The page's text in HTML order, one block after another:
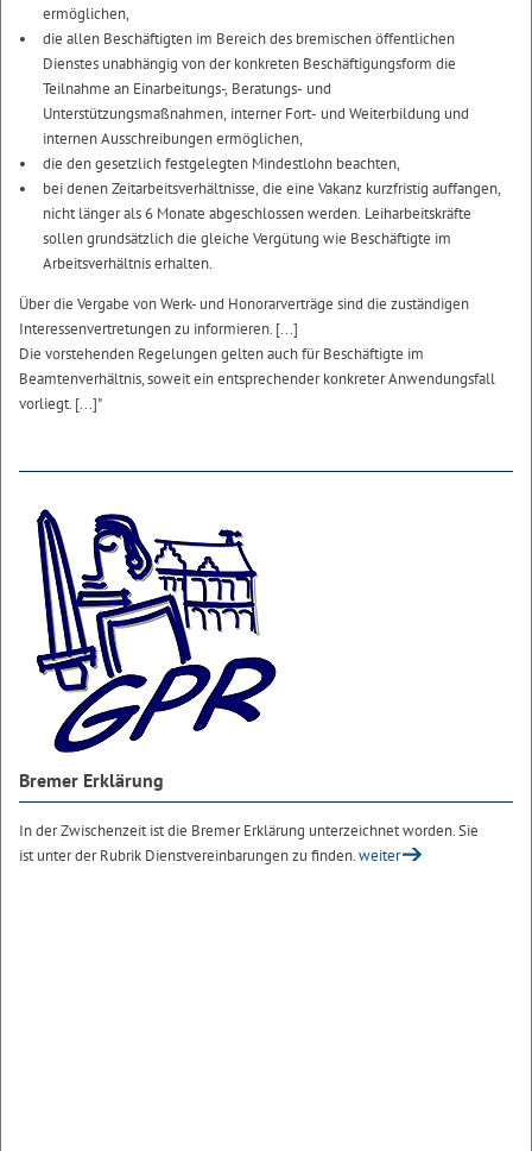
ermöglichen,
die allen Beschäftigten im Bereich des bremischen öffentlichen
Dienstes unabhängig von der konkreten Beschäftigungsform die
Teilnahme an Einarbeitungs-, Beratungs- und
Unterstützungsmaßnahmen, interner Fort- und Weiterbildung und
internen Ausschreibungen ermöglichen,
die den gesetzlich festgelegten Mindestlohn beachten,
bei denen Zeitarbeitsverhältnisse, die eine Vakanz kurzfristig auffangen,
nicht länger als 6 Monate abgeschlossen werden. Leiharbeitskräfte
sollen grundsätzlich die gleiche Vergütung wie Beschäftigte im
Arbeitsverhältnis erhalten.
Über die Vergabe von Werk- und Honorarverträge sind die zuständigen
Interessenvertretungen zu informieren. [...]
Die vorstehenden Regelungen gelten auch für Beschäftigte im
Beamtenverhältnis, soweit ein entsprechender konkreter Anwendungsfall
vorliegt. [...]"
Bremer Erklärung
In der Zwischenzeit ist die Bremer Erklärung unterzeichnet worden. Sie
ist unter der Rubrik Dienstvereinbarungen zu finden.weiter